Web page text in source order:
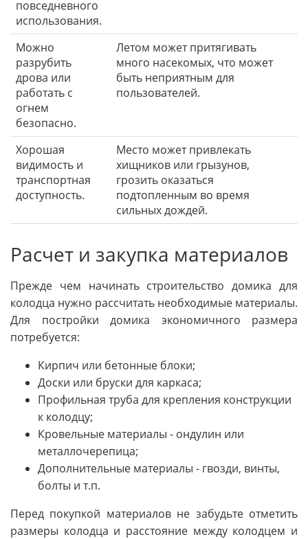
повседневного
использования.
Можно
разрубить
дрова или
работать с
огнем
безопасно.
Летом может притягивать
много насекомых, что может
быть неприятным для
пользователей.
Хорошая
видимость и
транспортная
доступность.
Место может привлекать
хищников или грызунов,
грозить оказаться
подтопленным во время
сильных дождей.
Расчет и закупка материалов
Прежде чем начинать строительство домика для
колодца нужно рассчитать необходимые материалы.
Для постройки домика экономичного размера
потребуется:
Кирпич или бетонные блоки;
Доски или бруски для каркаса;
Профильная труба для крепления конструкции
к колодцу;
Кровельные материалы - ондулин или
металлочерепица;
Дополнительные материалы - гвозди, винты,
болты и т.п.
Перед покупкой материалов не забудьте отметить
размеры колодца и расстояние между колодцем и